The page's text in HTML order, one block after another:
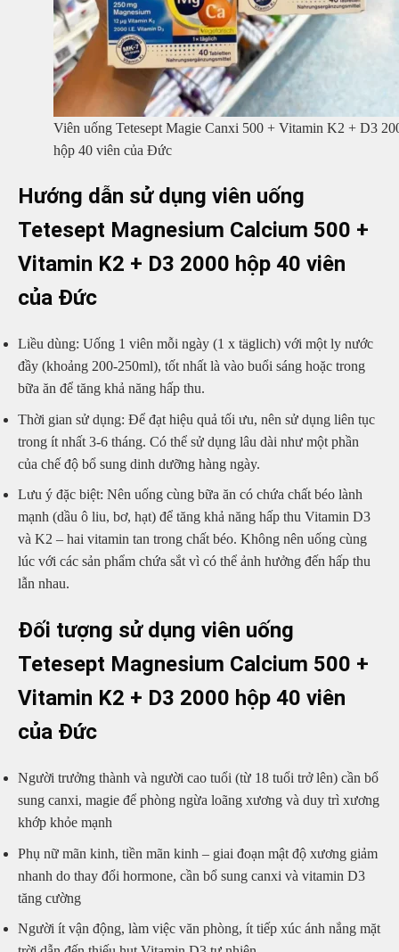
Viên uống Tetesept Magie Canxi 500 + Vitamin K2 + D3
hộp 40 viên của Đức
Hướng dẫn sử dụng viên uống
Tetesept Magnesium Calcium 500 +
Vitamin K2 + D3 2000 hộp 40 viên
của Đức
Liều dùng: Uống 1 viên mỗi ngày (1 x täglich) với một ly nước
đầy (khoảng 200-250ml), tốt nhất là vào buổi sáng hoặc trong
bữa ăn để tăng khả năng hấp thu.
Thời gian sử dụng: Để đạt hiệu quả tối ưu, nên sử dụng liên tục
trong ít nhất 3-6 tháng. Có thể sử dụng lâu dài như một phần
của chế độ bổ sung dinh dưỡng hàng ngày.
Lưu ý đặc biệt: Nên uống cùng bữa ăn có chứa chất béo lành
mạnh (dầu ô liu, bơ, hạt) để tăng khả năng hấp thu Vitamin D3
và K2 – hai vitamin tan trong chất béo. Không nên uống cùng
lúc với các sản phẩm chứa sắt vì có thể ảnh hưởng đến hấp thu
lẫn nhau.
Đối tượng sử dụng viên uống
Tetesept Magnesium Calcium 500 +
Vitamin K2 + D3 2000 hộp 40 viên
của Đức
Người trưởng thành và người cao tuổi (từ 18 tuổi trở lên) cần bổ
sung canxi, magie để phòng ngừa loãng xương và duy trì xương
khớp khỏe mạnh
Phụ nữ mãn kinh, tiền mãn kinh – giai đoạn mật độ xương giảm
nhanh do thay đổi hormone, cần bổ sung canxi và vitamin D3
tăng cường
Người ít vận động, làm việc văn phòng, ít tiếp xúc ánh nắng mặt